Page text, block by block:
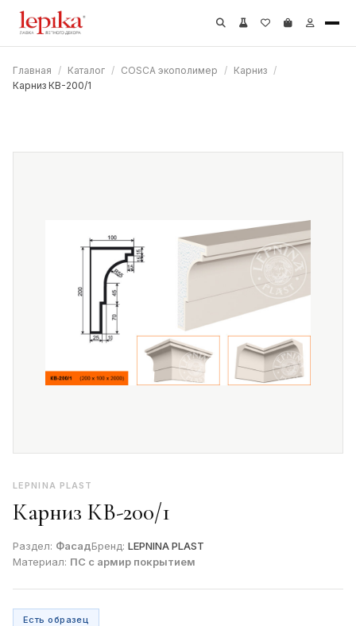
Главная / Каталог / COSCA экополимер / Карниз /
Карниз КВ-200/1
LEPNINA PLAST
Карниз КВ-200/1
Раздел: ФасадБренд: LEPNINA PLAST
Материал: ПС с армир покрытием
Есть образец